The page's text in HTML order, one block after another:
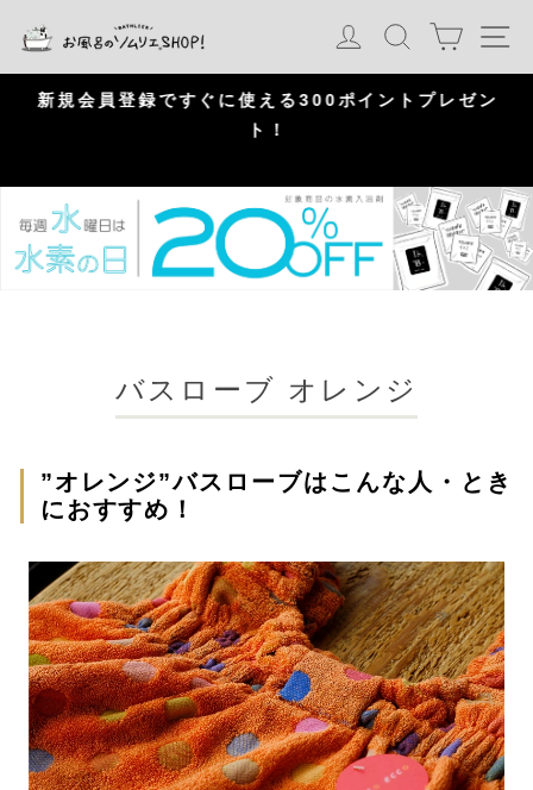
ログイン
検索 カート
P
s
e
新規会員登録ですぐに使える300ポイントプレゼン
ト！
バスローブ オレンジ
”オレンジ”バスローブはこんな人・とき
におすすめ！